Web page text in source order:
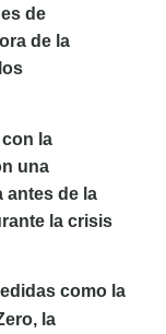
de
de la
la
una
antes de la
la crisis
como la
la